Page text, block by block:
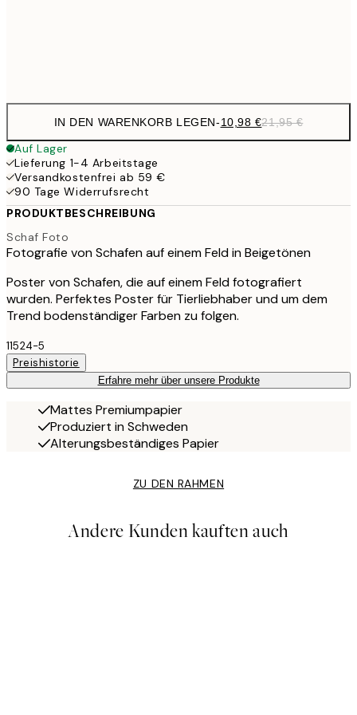
IN DEN WARENKORB LEGEN-10,98 €21,95 €
Auf Lager
Lieferung 1-4 Arbeitstage
Versandkostenfrei ab 59 €
90 Tage Widerrufsrecht
PRODUKTBESCHREIBUNG
Schaf Foto
Fotografie von Schafen auf einem Feld in Beigetönen
Poster von Schafen, die auf einem Feld fotografiert
wurden. Perfektes Poster für Tierliebhaber und um dem
Trend bodenständiger Farben zu folgen.
11524-5
Preishistorie
Erfahre mehr über unsere Produkte
Mattes Premiumpapier
Produziert in Schweden
Alterungsbeständiges Papier
ZU DEN RAHMEN
Andere Kunden kauften auch